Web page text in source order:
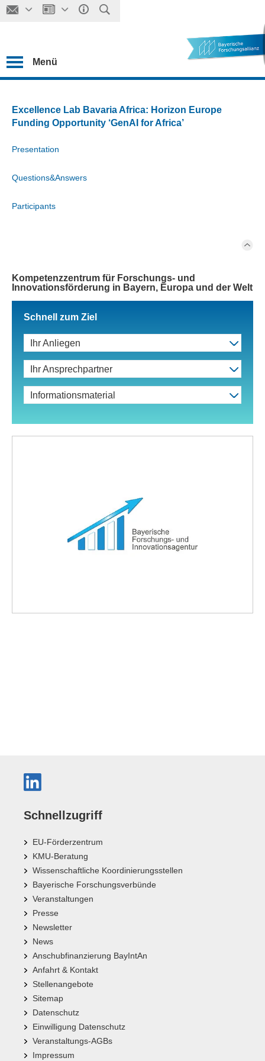
Menü
Excellence Lab Bavaria Africa: Horizon Europe
Funding Opportunity ‘GenAI for Africa’
Presentation
Questions&Answers
Participants
Kompetenzzentrum für Forschungs- und
Innovationsförderung in Bayern, Europa und der Welt
Schnell zum Ziel
Ihr Anliegen
Ihr Ansprechpartner
Informationsmaterial
Schnellzugriff
EU-Förderzentrum
KMU-Beratung
Wissenschaftliche Koordinierungsstellen
Bayerische Forschungsverbünde
Veranstaltungen
Presse
Newsletter
News
Anschubfinanzierung BayIntAn
Anfahrt & Kontakt
Stellenangebote
Sitemap
Datenschutz
Einwilligung Datenschutz
Veranstaltungs-AGBs
Impressum